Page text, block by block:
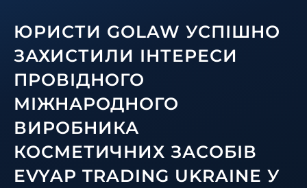
ЮРИСТИ GOLAW УСПІШНО
ЗАХИСТИЛИ ІНТЕРЕСИ
ПРОВІДНОГО
МІЖНАРОДНОГО
ВИРОБНИКА
КОСМЕТИЧНИХ ЗАСОБІВ
EVYAP TRADING UKRAINE У